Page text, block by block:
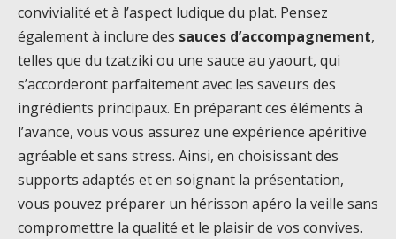
convivialité et à l’aspect ludique du plat. Pensez
également à inclure des sauces d’accompagnement,
telles que du tzatziki ou une sauce au yaourt, qui
s’accorderont parfaitement avec les saveurs des
ingrédients principaux. En préparant ces éléments à
l’avance, vous vous assurez une expérience apéritive
agréable et sans stress. Ainsi, en choisissant des
supports adaptés et en soignant la présentation,
vous pouvez préparer un hérisson apéro la veille sans
compromettre la qualité et le plaisir de vos convives.